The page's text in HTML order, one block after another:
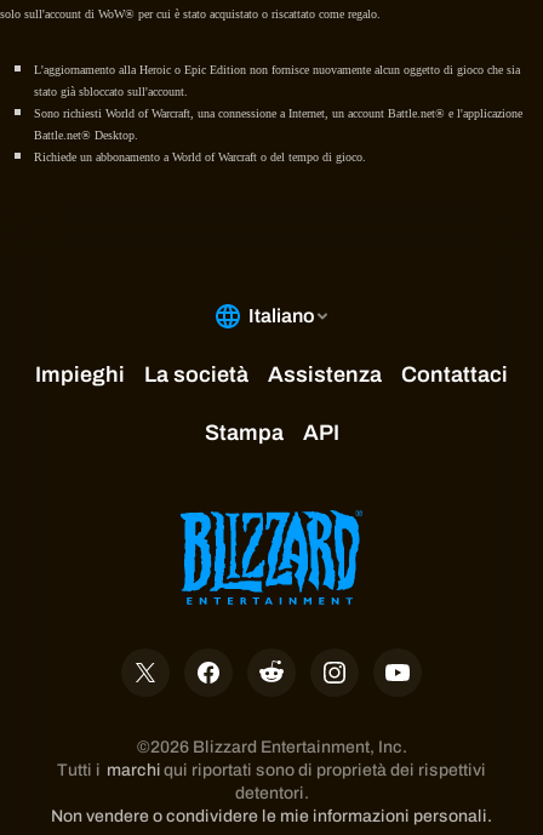
solo sull'account di WoW® per cui è stato acquistato o riscattato come regalo.
L'aggiornamento alla Heroic o Epic Edition non fornisce nuovamente alcun oggetto di gioco che sia
stato già sbloccato sull'account.
Sono richiesti World of Warcraft, una connessione a Internet, un account Battle.net® e l'applicazione
Battle.net® Desktop.
Richiede un abbonamento a World of Warcraft o del tempo di gioco.